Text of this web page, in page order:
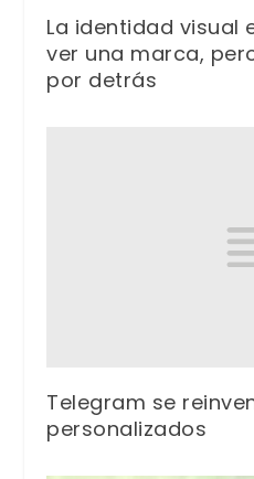
La identidad visual
ver una marca,
por detrás
Telegram se
personalizados